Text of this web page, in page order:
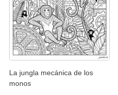
La jungla mecánica de los
monos